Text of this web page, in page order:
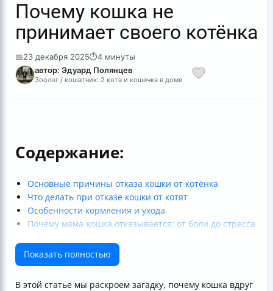
Почему кошка не
принимает своего котёнка
📅23 декабря 2025⏱4 минуты
автор: Эдуард Полянцев
Зоолог / кошатник: 2 кота и кошечка в доме
Содержание:
Основные причины отказа кошки от котёнка
Что делать при отказе кошки от котят
Особенности кормления и ухода
Почему мама-кошка отказывается: от боли до стресса
Полезные ссылки
Показать полностью
В этой статье мы раскроем загадку, почему кошка вдруг